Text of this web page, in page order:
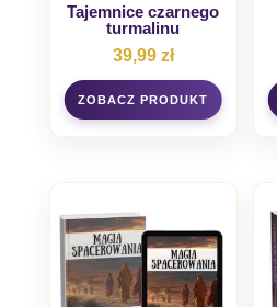
Tajemnice czarnego
turmalinu
39,99 zł